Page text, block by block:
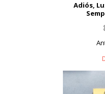
Adiós,